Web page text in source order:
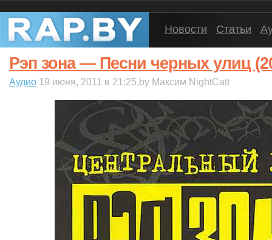
Новости Статьи
Рэп зона — Песни черных улиц
Аудио 19 июня, 2011 в 21:25,by Максим NightCatt